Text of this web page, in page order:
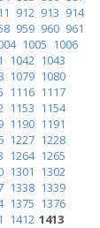
912 913 914
959 960 961
1005 1006
1042 1043
1079 1080
1116 1117
1153 1154
1190 1191
1227 1228
1264 1265
1301 1302
1338 1339
1375 1376
1412 1413